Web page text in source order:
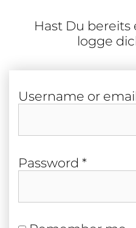
Hast Du bereits
logge
User­name or
Pass­word *